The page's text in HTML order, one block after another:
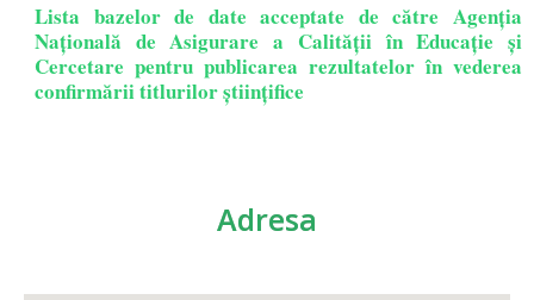
Lista bazelor de date acceptate de către Agenția
Națională de Asigurare a Calității în Educație și
Cercetare pentru publicarea rezultatelor în vederea
confirmării titlurilor științifice
Adresa